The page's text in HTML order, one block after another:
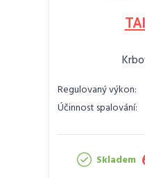
Regulovaný výkon:
Účinnost spalování:
Skladem